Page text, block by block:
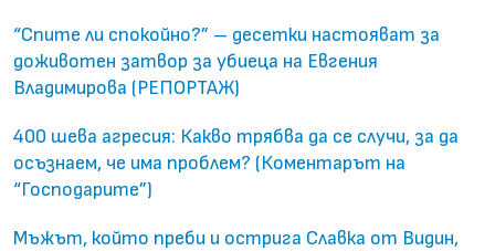
“Спите ли спокойно?” – десетки настояват за
доживотен затвор за убиеца на Евгения
Владимирова (РЕПОРТАЖ)
400 шева агресия: Какво трябва да се случи, за да
осъзнаем, че има проблем? (Коментарът на
“Господарите”)
Мъжът, който преби и острига Славка от Видин,